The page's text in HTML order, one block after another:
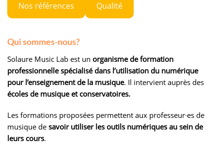
Nos références Qualité
Qui sommes-nous?
Solaure Music Lab est un organisme de formation
professionnelle spécialisé dans l’utilisation du numérique
pour l’enseignement de la musique. Il intervient auprès des
écoles de musique et conservatoires.
Les formations proposées permettent aux professeur·es de
musique de savoir utiliser les outils numériques au sein de
leurs cours.